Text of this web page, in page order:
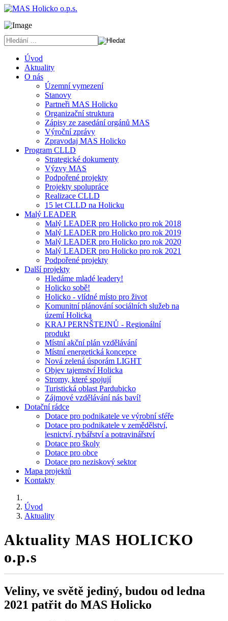
Úvod
Aktuality
O nás
Územní vymezení
Stanovy
Partneři MAS Holicko
Organizační struktura
Zápisy ze zasedání orgánů MAS
Výroční zprávy
Zpravodaj MAS Holicko
Program CLLD
Strategické dokumenty
Výzvy MAS
Podpořené projekty
Projekty spolupráce
Realizace CLLD
15 let CLLD na Holicku
Malý LEADER
Malý LEADER pro Holicko pro rok 2018
Malý LEADER pro Holicko pro rok 2019
Malý LEADER pro Holicko pro rok 2020
Malý LEADER pro Holicko pro rok 2021
Podpořené projekty
Další projekty
Hledáme mladé leadery!
Holicko sobě!
Holicko - vlídné místo pro život
Komunitní plánování sociálních služeb na
území Holicka
KRAJ PERNŠTEJNŮ - Regionální
produkt
Místní akční plán vzdělávání
Místní energetická koncepce
Nová zelená úsporám LIGHT
Objev tajemství Holicka
Stromy, které spojují
Turistická oblast Pardubicko
Zájmové vzdělávání nás baví!
Dotační rádce
Dotace pro podnikatele ve výrobní sféře
Dotace pro podnikatele v zemědělství,
lesnictví, rybářství a potravinářství
Dotace pro školy
Dotace pro obce
Dotace pro neziskový sektor
Mapa projektů
Kontakty
Úvod
Aktuality
Aktuality MAS HOLICKO
o.p.s
Veliny, ve světě jediný, budou od ledna
2021 patřit do MAS Holicko